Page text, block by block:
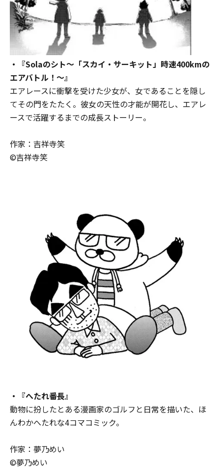
・『Solaのシト～「スカイ・サーキット」時速400kmの
エアバトル！～』
エアレースに衝撃を受けた少女が、女であることを隠し
てその門をたたく。彼女の天性の才能が開花し、エアレ
ースで活躍するまでの成長ストーリー。
作家：吉祥寺笑
©吉祥寺笑
・『へたれ番長』
動物に扮したとある漫画家のゴルフと日常を描いた、ほ
んわかへたれな4コマコミック。
作家：夢乃めい
©夢乃めい